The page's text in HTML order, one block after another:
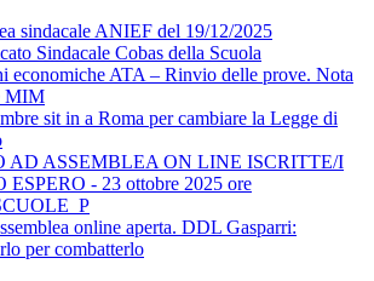
sindacale ANIEF del 19/12/2025
Sindacale Cobas della Scuola
economiche ATA – Rinvio delle prove. Nota
MIM
sit in a Roma per cambiare la Legge di
AD ASSEMBLEA ON LINE ISCRITTE/I
ESPERO - 23 ottobre 2025 ore
online aperta. DDL Gasparri:
per combatterlo